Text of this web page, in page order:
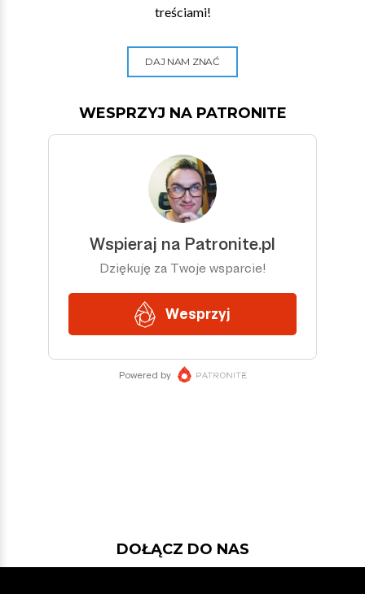
treściami!
DAJ NAM ZNAĆ
WESPRZYJ NA PATRONITE
DOŁĄCZ DO NAS